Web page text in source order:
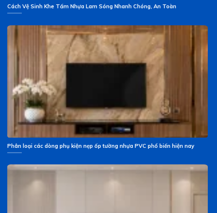
Cách Vệ Sinh Khe Tấm Nhựa Lam Sóng Nhanh Chóng, An Toàn
Phân loại các dòng phụ kiện nẹp ốp tường nhựa PVC phổ biến hiện nay